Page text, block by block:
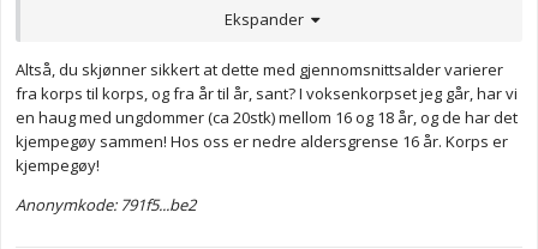
Ekspander
Altså, du skjønner sikkert at dette med gjennomsnittsalder varierer
fra korps til korps, og fra år til år, sant? I voksenkorpset jeg går, har vi
en haug med ungdommer (ca 20stk) mellom 16 og 18 år, og de har det
kjempegøy sammen! Hos oss er nedre aldersgrense 16 år. Korps er
kjempegøy!
Anonymkode: 791f5...be2